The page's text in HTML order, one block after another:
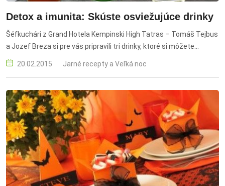
Detox a imunita: Skúste osviežujúce drinky
Šéfkuchári z Grand Hotela Kempinski High Tatras – Tomáš Tejbus
a Jozef Breza si pre vás pripravili tri drinky, ktoré si môžete
jednoducho pripraviť doma a dodajú vám vitamíny, vlákninu a
antioxidanty. detox, posilnenie imunity, zdravé drinky, ovocné
20.02.2015 Jarné recepty a Veľká noc